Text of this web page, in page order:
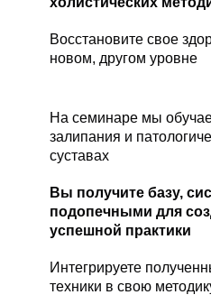
Восстановите свое
новом, другом уровне
На семинаре мы
залипания и
суставах
Вы получите базу,
подопечными для
успешной практики
Интегрируете
техники в свою